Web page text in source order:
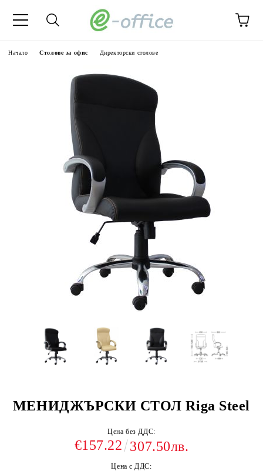
Начало Столове за офис Директорски столове
МЕНИДЖЪРСКИ СТОЛ Riga Steel
Цена без ДДС:
€157.22 307.50лв.
Цена с ДДС: